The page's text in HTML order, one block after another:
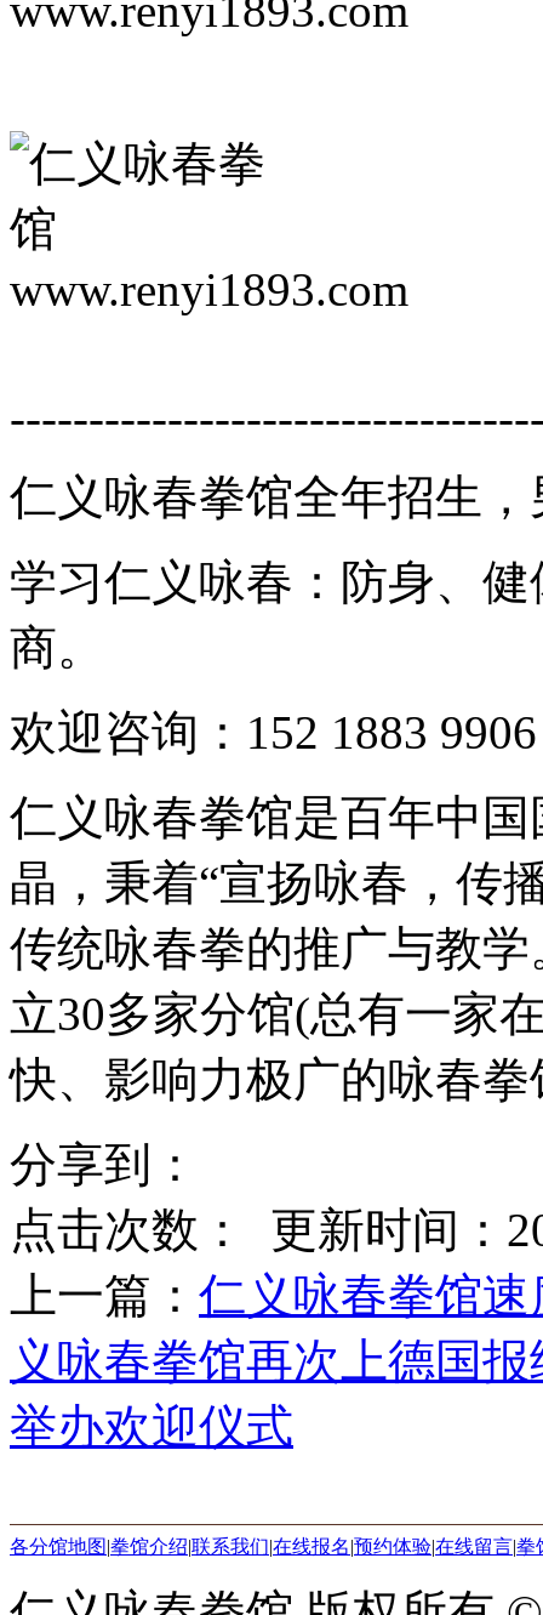
仁义咏春拳馆全年招生
学习仁义咏春：防身、
商。
欢迎咨询：152 1883
仁义咏春拳馆是百年中
晶，秉着“宣扬咏春，传
传统咏春拳的推广与教
立30多家分馆(总有一家
快、影响力极广的咏春拳
分享到：
点击次数：
更新时间：
上一篇： 仁义咏春拳馆
义咏春拳馆再次上德国
举办欢迎仪式
各分馆地图 拳馆介绍 联系我们 在线报名 预约体验在线留言拳